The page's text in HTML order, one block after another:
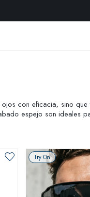
con eficacia, sino que
espejo son ideales
Try On